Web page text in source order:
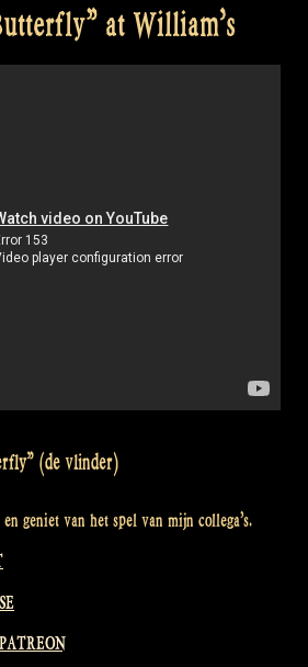
at William’s
(de vlinder)
geniet van het spel van mijn collega’s.